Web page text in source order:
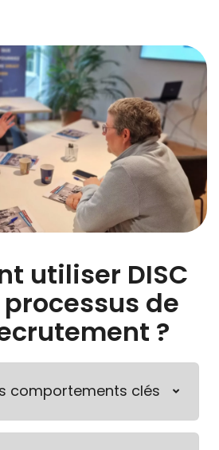
utiliser DISC
de
?
comportements clés